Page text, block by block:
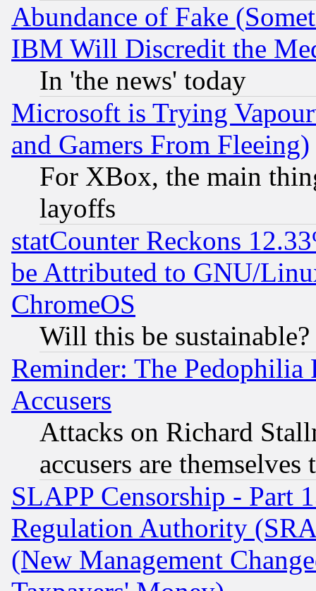
Abundance of Fake
IBM Will Discredit the
In 'the news' today
Microsoft is Trying
and Gamers From Fleeing)
For XBox, the main
layoffs
statCounter Reckons
be Attributed to GNU/
ChromeOS
Will this be sustainable?
Reminder: The Pedophilia
Accusers
Attacks on Richard
accusers are
SLAPP Censorship - Part
Regulation Authority
(New Management